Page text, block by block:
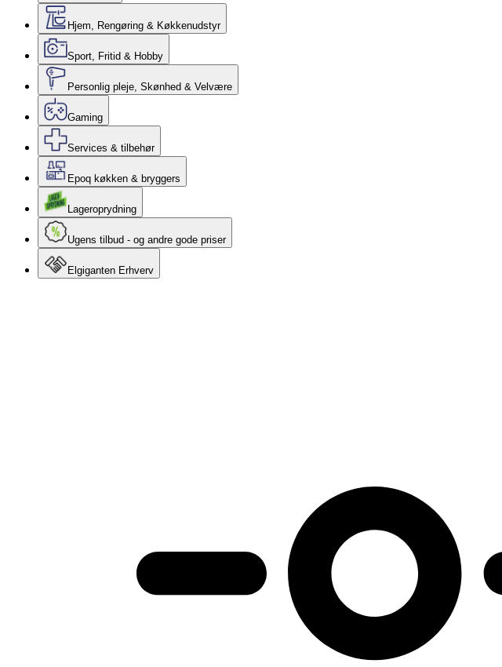
Hjem, Rengøring & Køkkenudstyr
Sport, Fritid & Hobby
Personlig pleje, Skønhed & Velvære
Gaming
Services & tilbehør
Epoq køkken & bryggers
Lageroprydning
Ugens tilbud - og andre gode priser
Elgiganten Erhverv